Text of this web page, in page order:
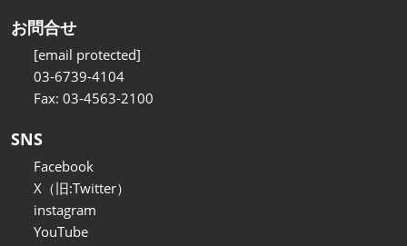
お問合せ
[email protected]
03-6739-4104
Fax: 03-4563-2100
SNS
Facebook
X（旧:Twitter）
instagram
YouTube